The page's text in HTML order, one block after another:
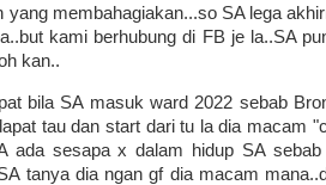
yang membahagiakan...so SA lega
kami berhubung di FB je la..SA
kan..
bila SA masuk ward 2022 sebab
tau dan start dari tu la dia macam
ada sesapa x dalam hidup SA
tanya dia ngan gf dia macam